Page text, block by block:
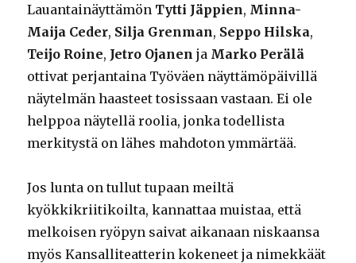
Lauantainäyttämön Tytti Jäppien, Minna-
Maija Ceder, Silja Grenman, Seppo Hilska,
Teijo Roine, Jetro Ojanen ja Marko Perälä
ottivat perjantaina Työväen näyttämöpäivillä
näytelmän haasteet tosissaan vastaan. Ei ole
helppoa näytellä roolia, jonka todellista
merkitystä on lähes mahdoton ymmärtää.
Jos lunta on tullut tupaan meiltä
kyökkikriitikoilta, kannattaa muistaa, että
melkoisen ryöpyn saivat aikanaan niskaansa
myös Kansalliteatterin kokeneet ja nimekkäät